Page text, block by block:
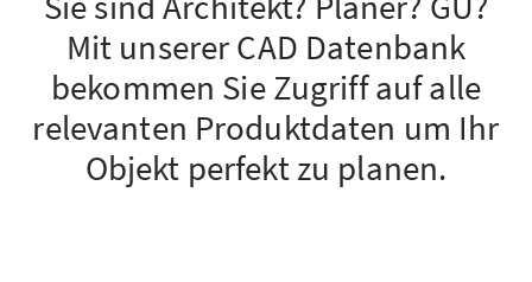
Mit unserer CAD Datenbank
bekommen Sie Zugriff auf alle
relevanten Produktdaten um Ihr
Objekt perfekt zu planen.